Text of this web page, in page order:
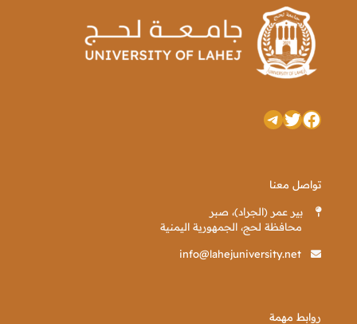
فيسبوك
تويترتيليجرام
تواصل معنا
بير عمر (الجراد)، صبر
محافظة لحج، الجمهورية اليمنية
info@lahejuniversity.net
روابط مهمة